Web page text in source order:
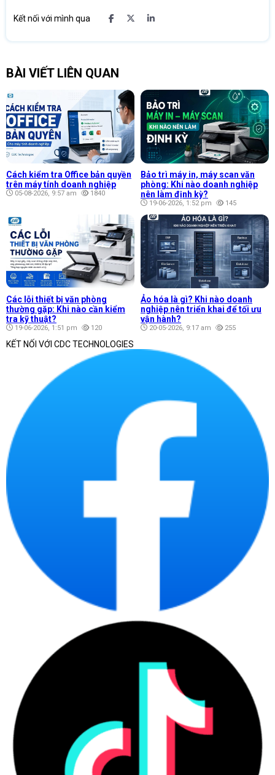
Kết nối với mình qua
BÀI VIẾT LIÊN QUAN
Cách kiểm tra Office bản quyền
trên máy tính doanh nghiệp
05-08-2026, 9:57 am 1840
Bảo trì máy in, máy scan văn
phòng: Khi nào doanh nghiệp
nên làm định kỳ?
19-06-2026, 1:52 pm 145
Các lỗi thiết bị văn phòng
thường gặp: Khi nào cần kiểm
tra kỹ thuật?
19-06-2026, 1:51 pm 120
Ảo hóa là gì? Khi nào doanh
nghiệp nên triển khai để tối ưu
vận hành?
20-05-2026, 9:17 am 255
KẾT NỐI VỚI CDC TECHNOLOGIES